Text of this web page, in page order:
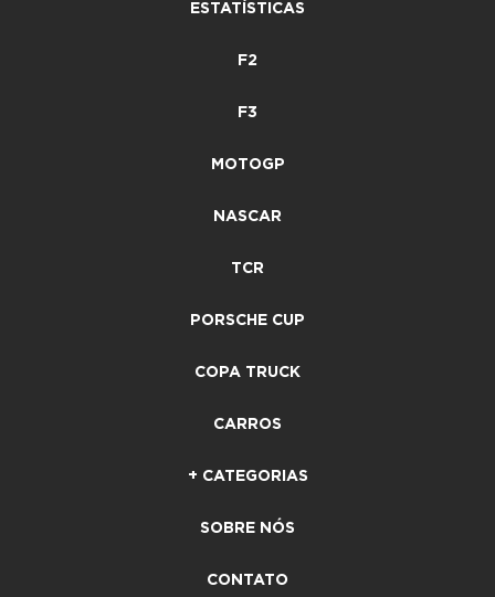
ESTATÍSTICAS
F2
F3
MOTOGP
NASCAR
TCR
PORSCHE CUP
COPA TRUCK
CARROS
+ CATEGORIAS
SOBRE NÓS
CONTATO